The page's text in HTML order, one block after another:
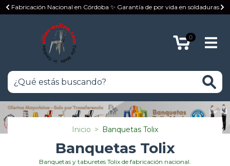
Fabricación Nacional en Córdoba ✨ Garantía de por vida en soldaduras
0
Inicio > Banquetas Tolix
Banquetas Tolix
Banquetas y taburetes Tolix de fabricación nacional.